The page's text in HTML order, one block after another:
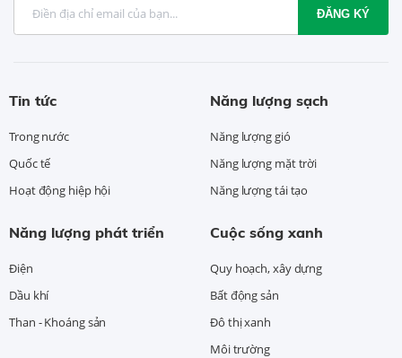
ĐĂNG KÝ
Tin tức
Trong nước
Quốc tế
Hoạt động hiệp hội
Năng lượng sạch
Năng lượng gió
Năng lượng mặt trời
Năng lượng tái tạo
Năng lượng phát triển
Điện
Dầu khí
Than - Khoáng sản
Cuộc sống xanh
Quy hoạch, xây dựng
Bất động sản
Đô thị xanh
Môi trường